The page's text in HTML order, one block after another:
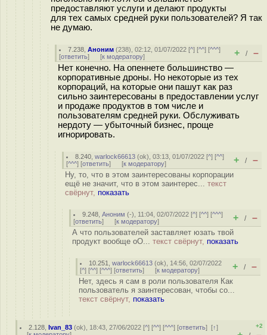
предоставляют услуги и делают продукты
для тех самых средней руки пользователей? Я так
не думаю.
7.238 ,Аноним (238), 02:12, 01/07/2022 [^] [^^] [^^^]
[ответить] [к модератору] + / –
Нет конечно. На опеннете большинство —
корпоративные дроны. Но некоторые из тех
корпораций, на которые они пашут как раз
сильно заинтересованы в предоставлении услуг
и продаже продуктов в том числе и
пользователям средней руки. Обслуживать
нердоту — убыточный бизнес, проще
игнорировать.
8.240 ,warlock66613 (ok), 03:13, 01/07/2022 [^] [^^]
[^^^] [ответить] [к модератору] + / –
Ну, то, что в этом заинтересованы корпорации
ещё не значит, что в этом заинтерес... текст
свёрнут, показать
9.248 ,Аноним (-), 11:04, 02/07/2022 [^] [^^] [^^^]
[ответить] [к модератору] + / –
А что пользователей заставляет юзать твой
продукт вообще oO... текст свёрнут, показать
10.251 ,warlock66613 (ok), 14:56, 02/07/2022
[^] [^^] [^^^] [ответить] [к модератору] + / –
Нет, здесь я сам в роли пользователя Как
пользователь я заинтересован, чтобы со...
текст свёрнут, показать
2.128 ,Ivan_83 (ok), 18:43, 27/06/2022 [^] [^^] [^^^] [ответить][↑]
+2